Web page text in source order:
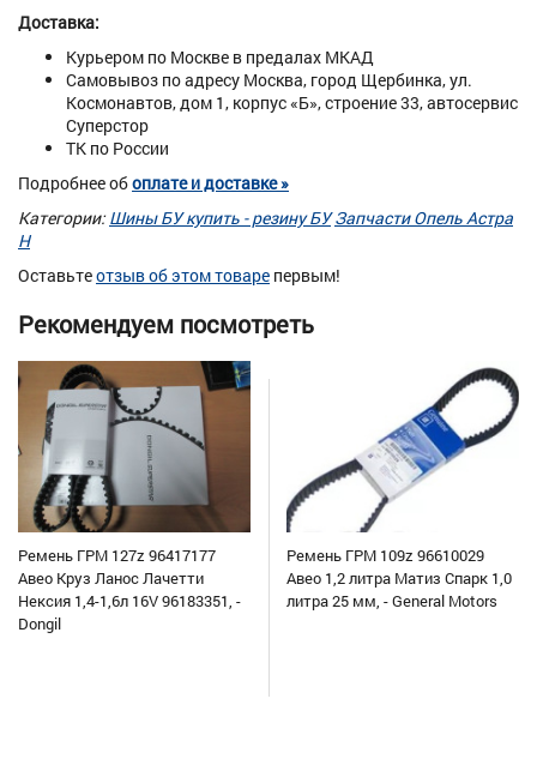
Доставка:
Курьером по Москве в предалах МКАД
Самовывоз по адресу Москва, город Щербинка, ул.
Космонавтов, дом 1, корпус «Б», строение 33, автосервис
Суперстор
ТК по России
Подробнее обоплате и доставке »
Категории: Шины БУ купить - резину БУ Запчасти Опель Астра
Н
Оставьтеотзыв об этом товаре первым!
Рекомендуем посмотреть
Ремень ГРМ 127z 96417177
Авео Круз Ланос Лачетти
Нексия 1,4-1,6л 16V 96183351, -
Dongil
Ремень ГРМ 109z 96610029
Авео 1,2 литра Матиз Спарк 1,0
литра 25 мм, - General Motors